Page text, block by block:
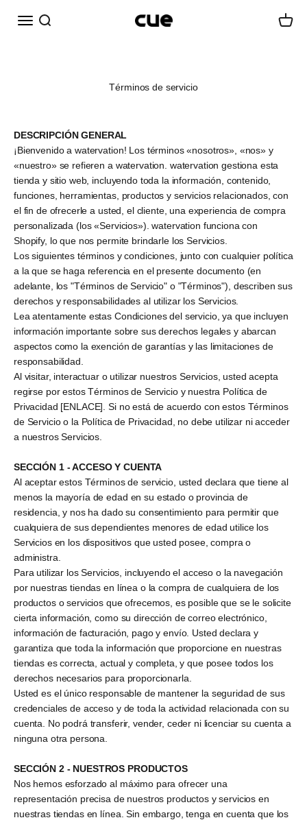
Menú Buscar Cueairwasher Carrito
Términos de servicio
DESCRIPCIÓN GENERAL
¡Bienvenido a watervation! Los términos «nosotros», «nos» y
«nuestro» se refieren a watervation. watervation gestiona esta
tienda y sitio web, incluyendo toda la información, contenido,
funciones, herramientas, productos y servicios relacionados, con
el fin de ofrecerle a usted, el cliente, una experiencia de compra
personalizada (los «Servicios»). watervation funciona con
Shopify, lo que nos permite brindarle los Servicios.
Los siguientes términos y condiciones, junto con cualquier política
a la que se haga referencia en el presente documento (en
adelante, los "Términos de Servicio" o "Términos"), describen sus
derechos y responsabilidades al utilizar los Servicios.
Lea atentamente estas Condiciones del servicio, ya que incluyen
información importante sobre sus derechos legales y abarcan
aspectos como la exención de garantías y las limitaciones de
responsabilidad.
Al visitar, interactuar o utilizar nuestros Servicios, usted acepta
regirse por estos Términos de Servicio y nuestra Política de
Privacidad [ENLACE]. Si no está de acuerdo con estos Términos
de Servicio o la Política de Privacidad, no debe utilizar ni acceder
a nuestros Servicios.
SECCIÓN 1 - ACCESO Y CUENTA
Al aceptar estos Términos de servicio, usted declara que tiene al
menos la mayoría de edad en su estado o provincia de
residencia, y nos ha dado su consentimiento para permitir que
cualquiera de sus dependientes menores de edad utilice los
Servicios en los dispositivos que usted posee, compra o
administra.
Para utilizar los Servicios, incluyendo el acceso o la navegación
por nuestras tiendas en línea o la compra de cualquiera de los
productos o servicios que ofrecemos, es posible que se le solicite
cierta información, como su dirección de correo electrónico,
información de facturación, pago y envío. Usted declara y
garantiza que toda la información que proporcione en nuestras
tiendas es correcta, actual y completa, y que posee todos los
derechos necesarios para proporcionarla.
Usted es el único responsable de mantener la seguridad de sus
credenciales de acceso y de toda la actividad relacionada con su
cuenta. No podrá transferir, vender, ceder ni licenciar su cuenta a
ninguna otra persona.
SECCIÓN 2 - NUESTROS PRODUCTOS
Nos hemos esforzado al máximo para ofrecer una
representación precisa de nuestros productos y servicios en
nuestras tiendas en línea. Sin embargo, tenga en cuenta que los